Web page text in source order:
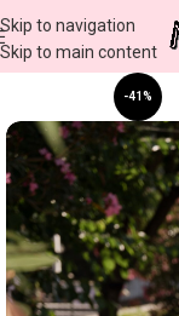
Skip to navigation
Skip to main content
-41%